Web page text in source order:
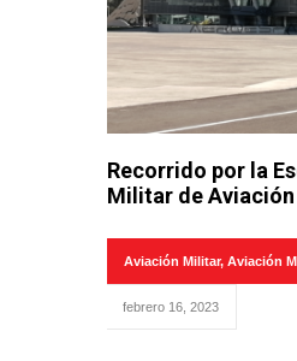
Recorrido por la
Militar de Aviación
Aviación Militar, Aviación
febrero 16, 2023